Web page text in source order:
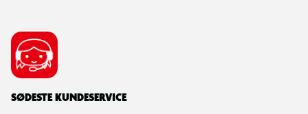
SØDESTE KUNDESERVICE